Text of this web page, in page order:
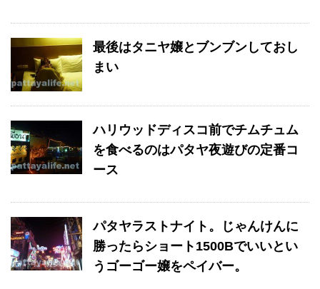
最後はタニヤ嬢とブンブンしておし
まい
ハリウッドディスコ前でチムチュム
を食べるのはパタヤ夜遊びの定番コ
ース
パタヤラストナイト。じゃんけんに
勝ったらショート1500Bでいいとい
うゴーゴー嬢をペイバー。